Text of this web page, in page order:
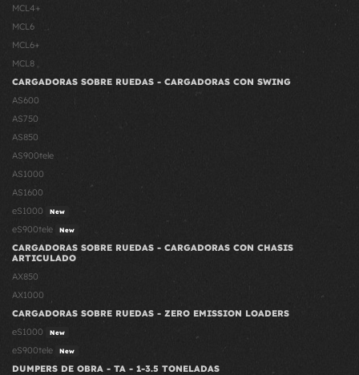
MCL4+
MCL6
MCL6+
MCL8
CARGADORAS SOBRE RUEDAS - CARGADORAS CON SWING
AS600
AS750
AS850
AS900tele
AS1000
AS1600
eS1000
New
eS900tele New
CARGADORAS SOBRE RUEDAS - CARGADORAS CON CHASIS
ARTICULADO
AX850
AX1000
CARGADORAS SOBRE RUEDAS - ZERO EMISSION LOADERS
eS1000
New
eS900tele New
DUMPERS DE OBRA - TA - 1-3.5 TONELADAS